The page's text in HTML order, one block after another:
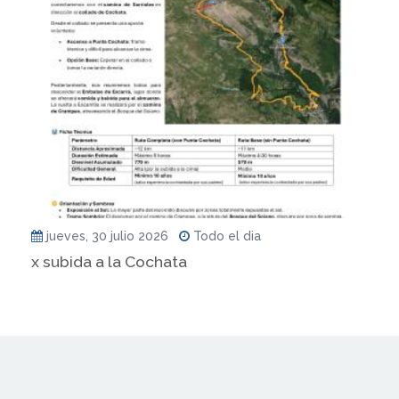
jueves, 30 julio 2026 Todo el dia
x subida a la Cochata